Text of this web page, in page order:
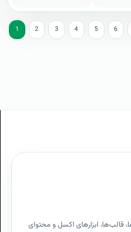
1 2 3 4 5 6
قالب‌ها، ابزارهای اکسل و محتوای